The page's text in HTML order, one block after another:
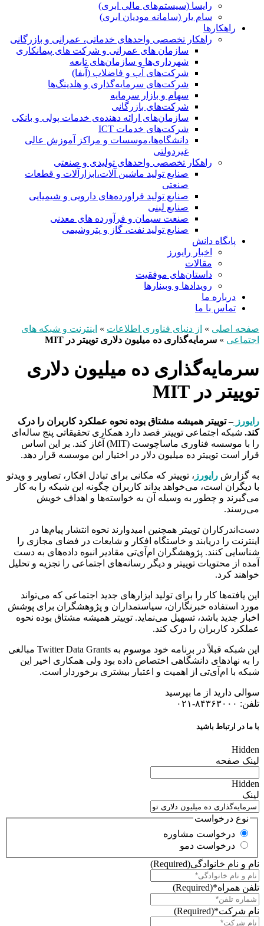
رایسا (سیستم‌های مالی ابری)
سام یار (سامانه مودیان ابری)
راهکارها
راهکار تخصصی واحدهای خدماتی، عمرانی و بازرگانی
سازمان های عمرانی و شرکت های پیمانکاری
شهرداری‌ها و سازمان‌های تابعه
شرکت‌های آب و فاضلاب (آبفا)
شرکت‌های سرمایه‌گذاری و هلدینگ‌ها
سهام و بازار سرمایه
شرکت‌های بازرگانی
سازمان‌های ارائه دهنده‌ی خدمات پولی و بانکی
شرکت‌های خدمات ICT
دانشگاه‌ها،موسسات و مراکز آموزش عالی
غیردولتی
راهکار تخصصی واحدهای تولیدی و صنعتی
صنایع توليد ماشين آلات،ابزارآلات و قطعات
صنعتی
صنایع تولید فراورده‌های دارویی و شیمیایی
صنایع لبنی
صنعت سیمان و فرآورده های معدنی
صنایع تولید نفت، گاز و پتروشيمی
پایگاه دانش
اخبار رایورز
مقالات
داستان‌های موفقیت
رویدادها و وبینارها
درباره ما
تماس با ما
صفحه اصلی » از دنیای فناوری اطلاعات » اینترنت و شبکه های
اجتماعی » سرمایه‌گذاری ده میلیون دلاری توییتر در MIT
سرمایه‌گذاری ده میلیون دلاری
توییتر در MIT
رایورز– توییتر همیشه مشتاق بوده نحوه عملکرد کاربران را درک
کند. شبکه اجتماعی توییتر قصد دارد همکاری تحقیقاتی پنج ساله‌ای
را با موسسه فناوری ماساچوست (MIT) آغاز کند. بر این اساس
قرار است توییتر ده میلیون دلار در اختیار این موسسه قرار دهد.
به گزارش رایورز ، توییتر که مکانی برای تبادل افکار، تصاویر و ویدئو
با دیگران است، می‌خواهد بداند کاربران چگونه این شبکه را به کار
می‌گیرند و چطور به وسیله آن به خواسته‌ها و اهداف خویش
می‌رسند.
دست‌اندرکاران توییتر همچنین امیدوارند نحوه انتشار پیام‌ها در
اینترنت را دریابند و خاستگاه افکار و شایعات در فضای مجازی را
شناسایی کنند. پژوهشگران ام‌آی‌تی مقادیر انبوه داده‌های به دست
آمده از محتویات توییتر و دیگر رسانه‌های اجتماعی را تجزیه و تحلیل
خواهند کرد.
این یافته‌ها کار را برای تولید ابزارهای جدید اجتماعی که می‌تواند
مورد استفاده خبرنگاران، سیاستمداران و پژوهشگران برای پوشش
اخبار جدید باشد، تسهیل می‌نماید. توییتر همیشه مشتاق بوده نحوه
عملکرد کاربران را درک کند.
این شبکه قبلاً در برنامه خود موسوم به Twitter Data Grants مبالغی
را به نهادهای دانشگاهی اختصاص داده بود ولی همکاری اخیر این
شبکه با ام‌آی‌تی از اهمیت و اعتبار بیشتری برخوردار است.
سوالی دارید از ما بپرسید
تلفن: ۸۴۳۶۳۰۰۰-۰۲۱
با ما در ارتباط باشید
Hidden
لینک صفحه
Hidden
لینک
نوع درخواست
درخواست مشاوره
درخواست دمو
نام و نام خانوادگی(Required)
تلفن همراه*(Required)
نام شرکت*(Required)